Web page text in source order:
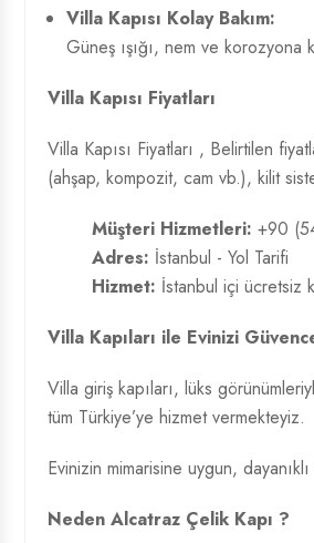
Villa Kapısı Kolay Bakım:
Güneş ışığı, nem ve korozyona
Villa Kapısı Fiyatları
Villa Kapısı Fiyatları , Belirtilen
(ahşap, kompozit, cam vb.), kilit
Müşteri Hizmetleri: +90
Adres: İstanbul - Yol Tarifi
Hizmet: İstanbul içi ücretsiz
Villa Kapıları ile Evinizi
Villa giriş kapıları, lüks
tüm Türkiye’ye hizmet vermekteyiz.
Evinizin mimarisine uygun,
Neden Alcatraz Çelik Kapı ?